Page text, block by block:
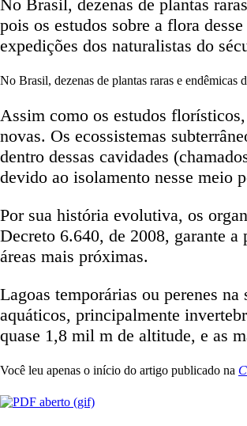
No Brasil, dezenas de plantas
pois os estudos sobre a flora
expedições dos naturalistas do
No Brasil, dezenas de plantas raras e endêmicas
Assim como os estudos florísticos,
novas. Os ecossistemas
dentro dessas cavidades
devido ao isolamento nesse meio
Por sua história evolutiva, os
Decreto 6.640, de 2008, garante a
áreas mais próximas.
Lagoas temporárias ou perenes
aquáticos, principalmente
quase 1,8 mil m de altitude, e as
Você leu apenas o início do artigo publicado na